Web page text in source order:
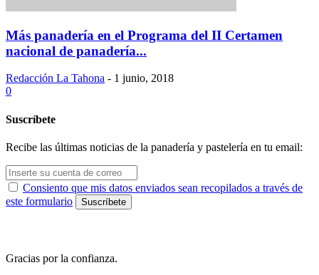
Más panadería en el Programa del II Certamen
nacional de panadería...
Redacción La Tahona - 1 junio, 2018
0
Suscríbete
Recibe las últimas noticias de la panadería y pastelería en tu email:
Consiento que mis datos enviados sean recopilados a través de
este formulario
Gracias por la confianza.